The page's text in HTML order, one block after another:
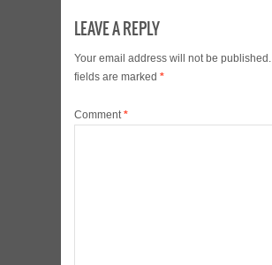
LEAVE A REPLY
Your email address will not be published.
fields are marked *
Comment*